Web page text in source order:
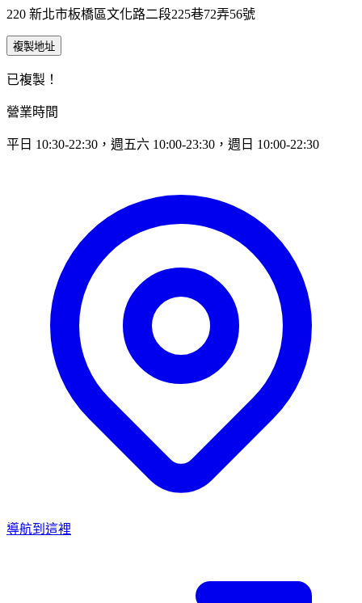
220 新北市板橋區文化路二段225巷72弄56號
複製地址
已複製！
營業時間
平日 10:30-22:30，週五六 10:00-23:30，週日 10:00-22:30
導航到這裡